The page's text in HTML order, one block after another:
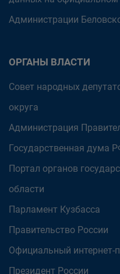
Администрации
ОРГАНЫ ВЛАСТИ
Совет народных
округа
Администрация
Государственная дума
Портал органов
области
Парламент Кузбасса
Правительство России
Официальный интернет-
Президент России